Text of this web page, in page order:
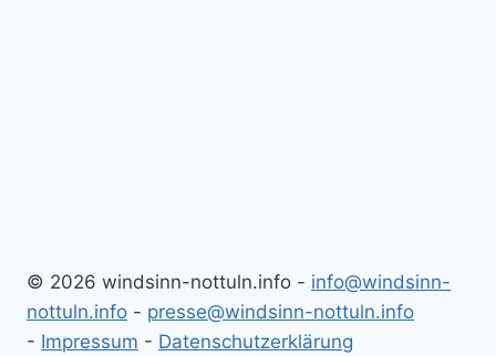
© 2026 windsinn-nottuln.info - info@windsinn-
nottuln.info - presse@windsinn-nottuln.info
- Impressum - Datenschutzerklärung